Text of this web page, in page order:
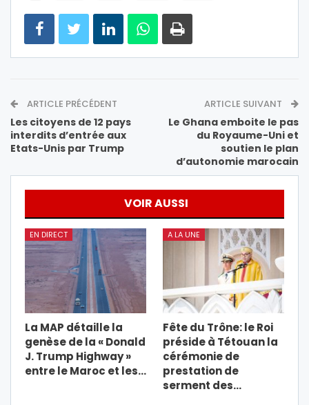
ARTICLE PRÉCÉDENT
Les citoyens de 12 pays
interdits d’entrée aux
Etats-Unis par Trump
ARTICLE SUIVANT
Le Ghana emboite le pas
du Royaume-Uni et
soutien le plan
d’autonomie marocain
VOIR AUSSI
EN DIRECT
La MAP détaille la
genèse de la « Donald
J. Trump Highway »
entre le Maroc et les…
A LA UNE
Fête du Trône: le Roi
préside à Tétouan la
cérémonie de
prestation de
serment des…